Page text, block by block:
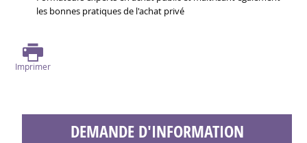
les bonnes pratiques de l'achat privé
Imprimer
DEMANDE D'INFORMATION